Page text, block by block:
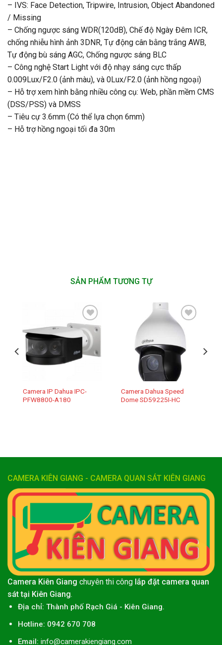
– IVS: Face Detection, Tripwire, Intrusion, Object Abandoned
/ Missing
– Chống ngược sáng WDR(120dB), Chế độ Ngày Đêm ICR,
chống nhiễu hình ảnh 3DNR, Tự động cân bằng trắng AWB,
Tự động bù sáng AGC, Chống ngược sáng BLC
– Công nghệ Start Light với độ nhạy sáng cực thấp
0.009Lux/F2.0 (ảnh màu), và 0Lux/F2.0 (ảnh hồng ngoại)
– Hỗ trợ xem hình bằng nhiều công cụ: Web, phần mềm CMS
(DSS/PSS) và DMSS
– Tiêu cự 3.6mm (Có thể lựa chọn 6mm)
– Hỗ trợ hồng ngoại tối đa 30m
SẢN PHẨM TƯƠNG TỰ
Add to
wishlist
Camera IP Dahua IPC-
PFW8800-A180
Add to
wishlist
Camera Dahua Speed
Dome SD59225I-HC
CAMERA KIÊN GIANG - CAMERA QUAN SÁT KIÊN GIANG
Camera Kiên Giang chuyên thi công lắp đặt camera quan
sát tại Kiên Giang.
Địa chỉ: Thành phố Rạch Giá - Kiên Giang.
Hotline: 0942 670 708
Email: info@camerakiengiang.com